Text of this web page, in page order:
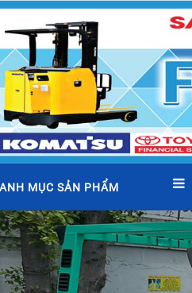
MỤC SẢN PHẨM